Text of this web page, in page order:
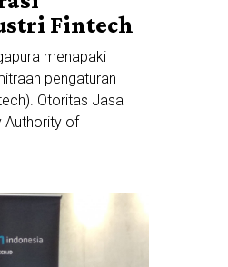
Fintech
menapaki
pengaturan
Otoritas Jasa
Authority of